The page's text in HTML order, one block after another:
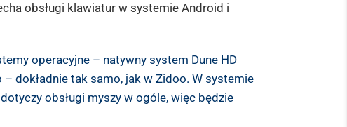
obsługi klawiatur w systemie Android i
operacyjne – natywny system Dune HD
dokładnie tak samo, jak w Zidoo. W systemie
obsługi myszy w ogóle, więc będzie